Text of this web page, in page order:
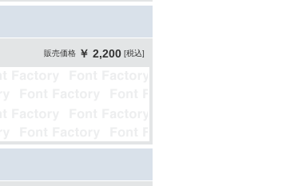
販売価格 ￥ 2,200 [税込]